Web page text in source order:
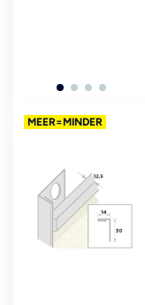
MEER=MINDER